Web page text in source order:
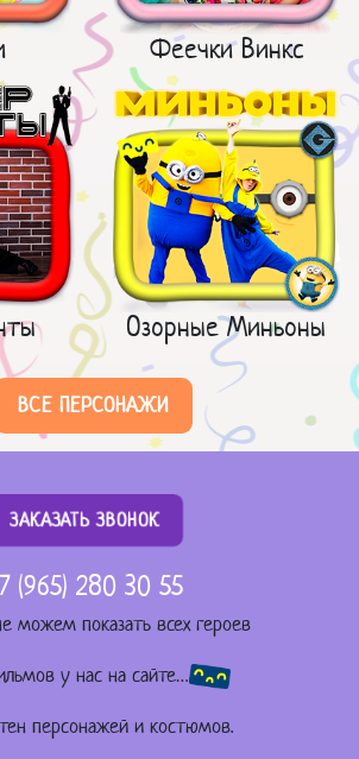
Феечки Винкс
Озорные Миньоны
ВСЕ ПЕРСОНАЖИ
ЗАКАЗАТЬ ЗВОНОК
(965) 280 30 55
можем показать всех героев
у нас на сайте…
персонажей и костюмов.